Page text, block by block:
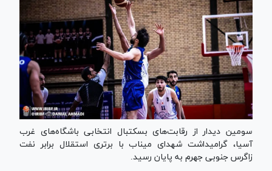
سومین دیدار از رقابت‌های بسکتبال انتخابی باشگاه‌های غرب
آسیا، گرامیداشت شهدای میناب با برتری استقلال برابر نفت
زاگرس جنوبی جهرم به پایان رسید.